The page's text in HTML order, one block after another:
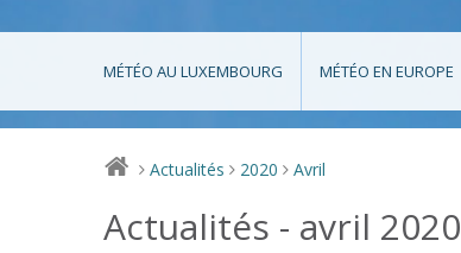
MÉTÉO AU LUXEMBOURG MÉTÉO EN EUROPE
> Actualités > 2020 > Avril
Actualités - avril 2020